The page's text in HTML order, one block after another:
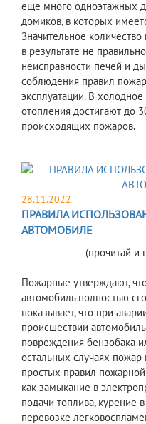
еще много одноэтажных
домиков, в которых
Значительное
в результате не
неисправности печей и
соблюдения правил
эксплуатации. В
отопления достигают до
происходящих пожаров.
28.11.2022
ПРАВИЛА
АВТОМОБИЛЕ
(прочитай и
Пожарные утверждают,
автомобиль полностью
показывает, что при
происшествии
повреждения бензобака
остальных случаях пожар
простых правил
как замыкание в
подачи топлива, курение
перевозке